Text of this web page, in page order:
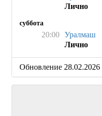
Лично
суббота
20:00 Уралмаш
Лично
Обновление 28.02.2026